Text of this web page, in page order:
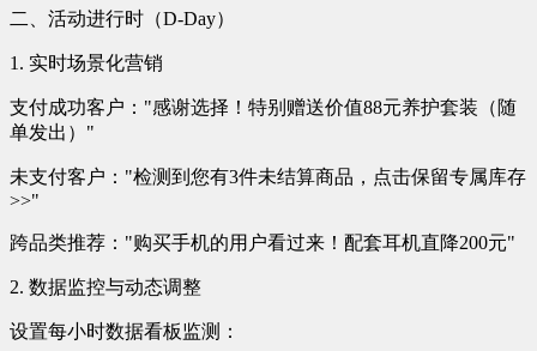
二、活动进行时（D-Day）
1. 实时场景化营销
支付成功客户："感谢选择！特别赠送价值88元养护套装（随
单发出）"
未支付客户："检测到您有3件未结算商品，点击保留专属库存
>>"
跨品类推荐："购买手机的用户看过来！配套耳机直降200元"
2. 数据监控与动态调整
设置每小时数据看板监测：